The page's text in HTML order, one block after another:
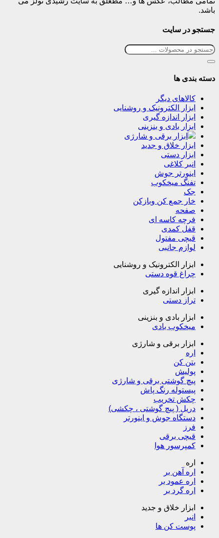
باشد.
جستجو در سایت
دسته بندی ها
کالاهای دیگر
ابزار الکترونیک و روشنایی
ابزار اندازه گیری
ابزار بادی و بنزینی
ابزار برقی و شارژی
ابزار خلاق و جدید
ابزار دستی
انبر کلاغی
اینورتر جوش
تفنگ میخکوب
جک
خار جمع کن وبازکن
صفحه
فرچه کاسه ای
قفل کمدی
قیچی مفتول
لوازم جانبی
ابزار الکترونیک و روشنایی
چراغ قوه دستی
ابزار اندازه گیری
تراز دستی
ابزار بادی و بنزینی
میخکوب بادی
ابزار برقی و شارژی
اره
بتن کن
پولیش
پیچ گوشتی برقی و شارژی
پیستوله رنگ پاش
چکش تخریب
دریل ( پیچ گوشتی ، چکشی)
دستگاه جوش و اینورتر
فرز
قیچی برقی
کمپرسور هوا
اره
اره آهن بر
اره عمود بر
اره گرد بر
ابزار خلاق و جدید
انبر
پوست کن ها